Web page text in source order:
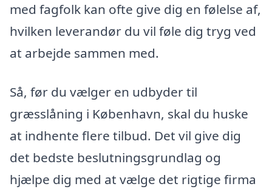
med fagfolk kan ofte give dig en følelse af,
hvilken leverandør du vil føle dig tryg ved
at arbejde sammen med.
Så, før du vælger en udbyder til
græsslåning i København, skal du huske
at indhente flere tilbud. Det vil give dig
det bedste beslutningsgrundlag og
hjælpe dig med at vælge det rigtige firma